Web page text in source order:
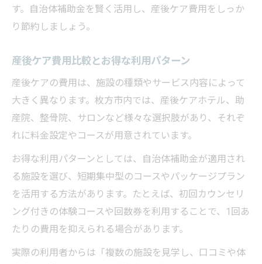
す。自治体補助金を賢く活用し、産後ケア費用をしっか
り節約しましょう。
産後ケア費用比較とお得な利用パターン
産後ケアの費用は、施設の種類やサービス内容によって
大きく異なります。枚方市内では、産後ケアホテル、助
産院、整骨院、サロンなど様々な選択肢があり、それぞ
れに料金設定やコースが用意されています。
お得な利用パターンとしては、自治体補助金が適用され
る施設を選び、短期集中型のコースやパッケージプラン
を活用する方法があります。たとえば、初回カウンセリ
ング付きの体験コースや回数券を利用することで、1回あ
たりの費用を抑えられる場合があります。
実際の利用者からは「複数の施設を見学し、口コミや体